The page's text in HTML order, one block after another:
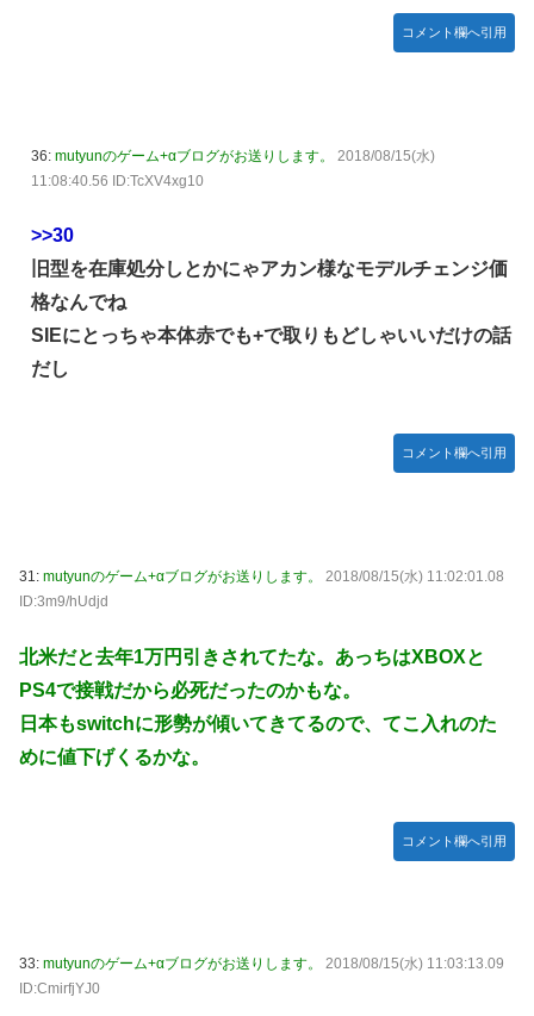
コメント欄へ引用
36: mutyunのゲーム+αブログがお送りします。
2018/08/15(水)
11:08:40.56 ID:TcXV4xg10
>>30
旧型を在庫処分しとかにゃアカン様なモデルチェンジ価
格なんでね
SIEにとっちゃ本体赤でも+で取りもどしゃいいだけの話
だし
コメント欄へ引用
31: mutyunのゲーム+αブログがお送りします。
2018/08/15(水) 11:02:01.08
ID:3m9/hUdjd
北米だと去年1万円引きされてたな。あっちはXBOXと
PS4で接戦だから必死だったのかもな。
日本もswitchに形勢が傾いてきてるので、てこ入れのた
めに値下げくるかな。
コメント欄へ引用
33: mutyunのゲーム+αブログがお送りします。
2018/08/15(水) 11:03:13.09
ID:CmirfjYJ0